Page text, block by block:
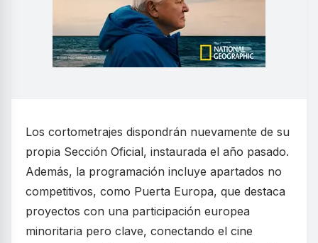
Los cortometrajes dispondrán nuevamente de su
propia Sección Oficial, instaurada el año pasado.
Además, la programación incluye apartados no
competitivos, como Puerta Europa, que destaca
proyectos con una participación europea
minoritaria pero clave, conectando el cine